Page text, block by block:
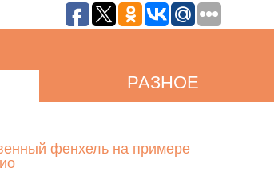
РАЗНОЕ
фенхель на примере